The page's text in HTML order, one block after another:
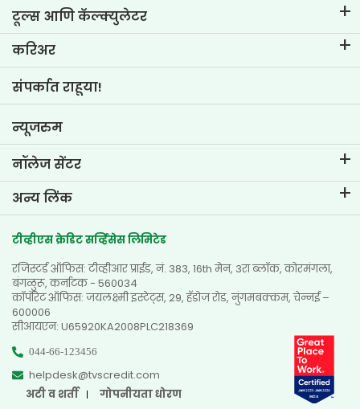
टूल्स आणि कॅल्क्युलेटर
ईएमआय कॅल्क्युलेटर
टू-व्हीलर लोन ईएमआय कॅल्क्युलेटर
कार वॅल्यूएशन टूल
करिअर
टीव्हीएस क्रेडिट मधील जीवन
नोकरीच्या संधी
संपर्कात राहूया!
न्यूजरुम
नॉलेज सेंटर
ब्लॉग
एफएक्यू
प्रशंसापत्रे
फोटो गॅलरी
व्हिडिओ गॅलरी
अन्य लिंक
डीलर लोकेटर
साईटमॅप
टीव्हीएस क्रेडिट सर्व्हिसेस लिमिटेड
रजिस्टर्ड ऑफिस: टीव्हीआर प्राईड, नं. 383, 16th मेन, 3रा ब्लॉक, कोरमंगला,
बंगळुरू, कर्नाटक - 560034
कॉर्पोरेट ऑफिस: जयलक्ष्मी इस्टेट्स, 29, हॅडोज रोड, नुंगमबक्कम, चेन्नई –
600006
सीआयएन: U65920KA2008PLC218369
044-66-123456
helpdesk@tvscredit.com
अटी व शर्ती
गोपनीयता धोरण